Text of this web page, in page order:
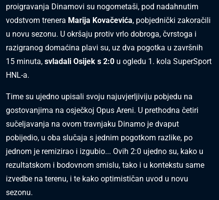
proigravanja Dinamovi su nogometaši, pod nadahnutim
vodstvom trenera Marija Kovačevića, pobjednički zakoračili
u novu sezonu. U okršaju protiv vrlo dobroga, čvrstoga i
razigranog domaćina plavi su, uz dva pogotka u završnih
15 minuta, svladali Osijek s 2:0 u ogledu 1. kola SuperSport
HNL-a.
Time su ujedno upisali svoju najuvjerljiviju pobjedu na
gostovanjima na osječkoj Opus Areni. U prethodna četiri
sučeljavanja na ovom travnjaku Dinamo je dvaput
pobijedio, u oba slučaja s jednim pogotkom razlike, po
jednom je remizirao i izgubio... Ovih 2:0 ujedno su, kako u
rezultatskom i bodovnom smislu, tako i u kontekstu same
izvedbe na terenu, i te kako optimističan uvod u novu
sezonu.